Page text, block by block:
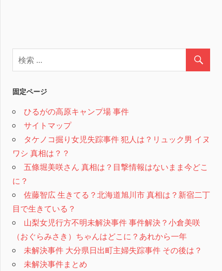
固定ページ
ひるがの高原キャンプ場 事件
サイトマップ
タケノコ掘り女児失踪事件 犯人は？リュック男 イヌ
ワシ 真相は？？
五條堀美咲さん 真相は？目撃情報はないまま今どこ
に？
佐藤智広 生きてる？北海道旭川市 真相は？新宿二丁
目で生きている？
山梨女児行方不明未解決事件 事件解決？小倉美咲
（おぐらみさき）ちゃんはどこに？あれから一年
未解決事件 大分県日出町主婦失踪事件 その後は？
未解決事件まとめ